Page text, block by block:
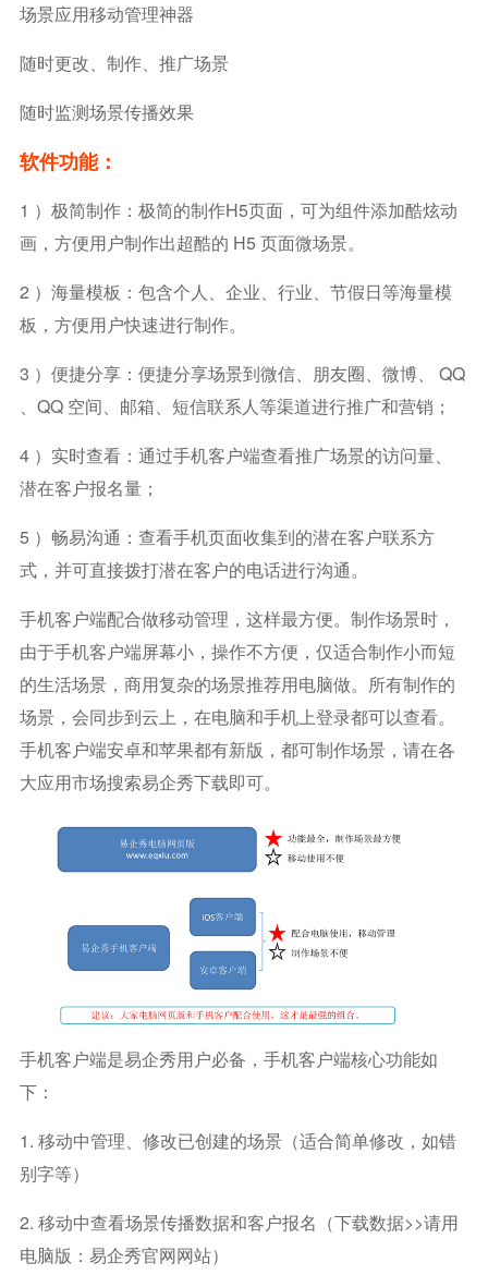
场景应用移动管理神器
随时更改、制作、推广场景
随时监测场景传播效果
软件功能：
1 ）极简制作：极简的制作H5页面，可为组件添加酷炫动
画，方便用户制作出超酷的 H5 页面微场景。
2 ）海量模板：包含个人、企业、行业、节假日等海量模
板，方便用户快速进行制作。
3 ）便捷分享：便捷分享场景到微信、朋友圈、微博、 QQ
、QQ 空间、邮箱、短信联系人等渠道进行推广和营销；
4 ）实时查看：通过手机客户端查看推广场景的访问量、
潜在客户报名量；
5 ）畅易沟通：查看手机页面收集到的潜在客户联系方
式，并可直接拨打潜在客户的电话进行沟通。
手机客户端配合做移动管理，这样最方便。制作场景时，
由于手机客户端屏幕小，操作不方便，仅适合制作小而短
的生活场景，商用复杂的场景推荐用电脑做。所有制作的
场景，会同步到云上，在电脑和手机上登录都可以查看。
手机客户端安卓和苹果都有新版，都可制作场景，请在各
大应用市场搜索易企秀下载即可。
手机客户端是易企秀用户必备，手机客户端核心功能如
下：
1. 移动中管理、修改已创建的场景（适合简单修改，如错
别字等）
2. 移动中查看场景传播数据和客户报名（下载数据>>请用
电脑版：易企秀官网网站）